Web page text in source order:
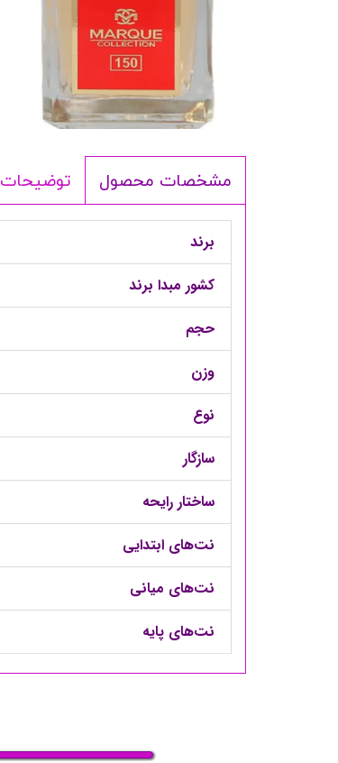
ترمیم کننده
لوسیون بدن
اسپری بدن
ماسک مو
مام
شوینده
لوازم برقی
مشخصات محصول توضیحات
برند
کشور مبدا برند
حجم
وزن
نوع
سازگار
ساختار رایحه
نت‌های ابتدایی
نت‌های میانی
نت‌های پایه